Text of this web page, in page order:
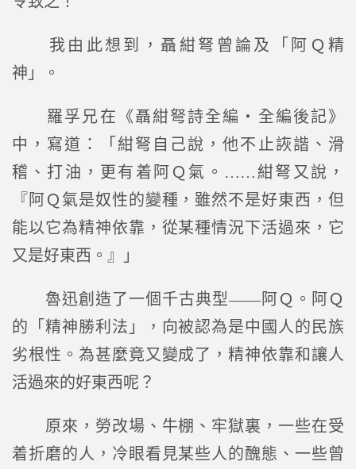
我由此想到，聶紺弩曾論及「阿Ｑ精
神」。
羅孚兄在《聶紺弩詩全編‧全編後記》
中，寫道：「紺弩自己說，他不止詼諧、滑
稽、打油，更有着阿Ｑ氣。……紺弩又說，
『阿Ｑ氣是奴性的變種，雖然不是好東西，但
能以它為精神依靠，從某種情況下活過來，它
又是好東西。』」
魯迅創造了一個千古典型――阿Ｑ。阿Ｑ
的「精神勝利法」，向被認為是中國人的民族
劣根性。為甚麼竟又變成了，精神依靠和讓人
活過來的好東西呢？
原來，勞改場、牛棚、牢獄裏，一些在受
着折磨的人，冷眼看見某些人的醜態、一些曾